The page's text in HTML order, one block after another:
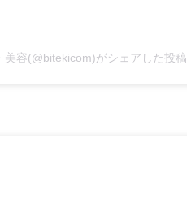
美容(@bitekicom)がシェアした投稿